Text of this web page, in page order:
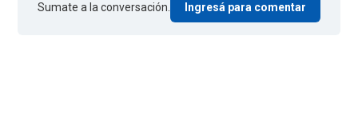
Sumate a la conversación. Ingresá para comentar